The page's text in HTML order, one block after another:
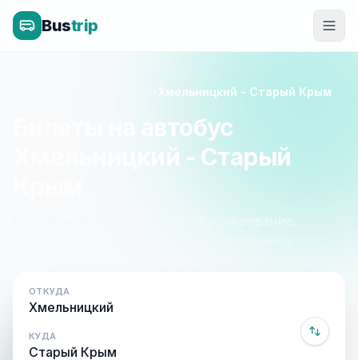
Bustrip
Хмельницкий - Старый Крым
Билеты на автобус
Хмельницкий - Старый
ОТКУДА
КУДА